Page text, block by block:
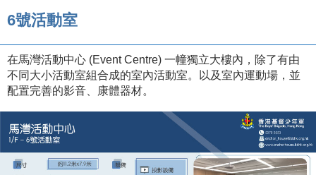
6號活動室
在馬灣活動中心 (Event Centre) 一幢獨立大樓內，除了有由
不同大小活動室組合成的室內活動室。以及室內運動場，並
配置完善的影音、康體器材。